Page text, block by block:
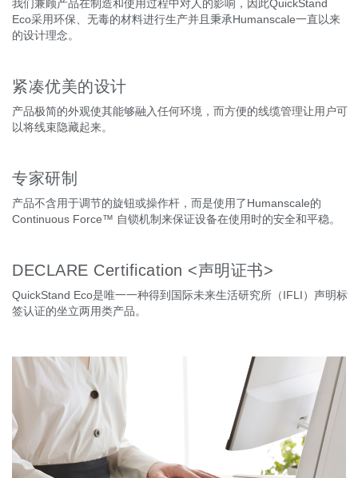
我们兼顾产品在制造和使用过程中对人的影响，因此QuickStand
Eco采用环保、无毒的材料进行生产并且秉承Humanscale一直以来
的设计理念。
紧凑优美的设计
产品极简的外观使其能够融入任何环境，而方便的线缆管理让用户可
以将线束隐藏起来。
专家研制
产品不含用于调节的旋钮或操作杆，而是使用了Humanscale的
Continuous Force™ 自锁机制来保证设备在使用时的安全和平稳。
DECLARE Certification <声明证书>
QuickStand Eco是唯一一种得到国际未来生活研究所（IFLI）声明标
签认证的坐立两用类产品。